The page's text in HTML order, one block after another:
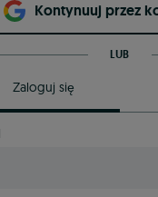
Kontynuuj przez
LUB
Zaloguj się